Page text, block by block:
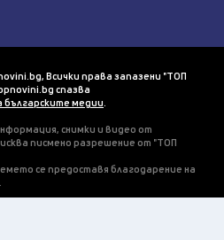
Всички права запазени "ТОП
спазва
българските медии.
снимки и видео от
писмено разрешение от "ТОП
се предоставя благодарение на
.